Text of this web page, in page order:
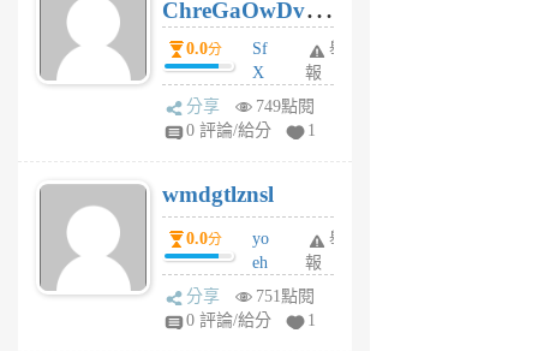
月
前
ChreGaOwDv
dY0.0分
Sf
X
Pe
Jc
R
P
m
v
A
V
舉
報
分享
749點閱
0 評論/給分
1
wmdgtlznsl
0.0分
yo
eh
ld
gy
舉
報
分享
751點閱
0 評論/給分
1